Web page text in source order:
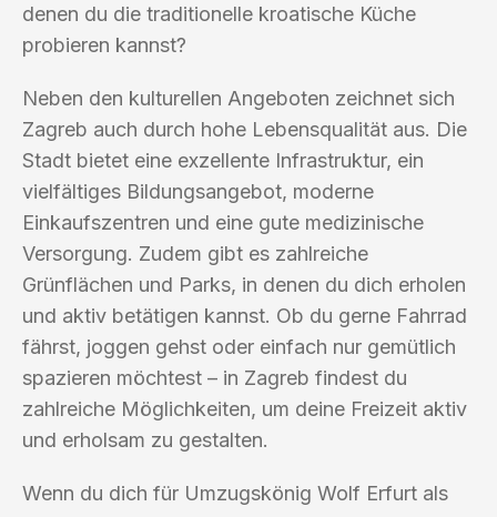
denen du die traditionelle kroatische Küche
probieren kannst?
Neben den kulturellen Angeboten zeichnet sich
Zagreb auch durch hohe Lebensqualität aus. Die
Stadt bietet eine exzellente Infrastruktur, ein
vielfältiges Bildungsangebot, moderne
Einkaufszentren und eine gute medizinische
Versorgung. Zudem gibt es zahlreiche
Grünflächen und Parks, in denen du dich erholen
und aktiv betätigen kannst. Ob du gerne Fahrrad
fährst, joggen gehst oder einfach nur gemütlich
spazieren möchtest – in Zagreb findest du
zahlreiche Möglichkeiten, um deine Freizeit aktiv
und erholsam zu gestalten.
Wenn du dich für Umzugskönig Wolf Erfurt als